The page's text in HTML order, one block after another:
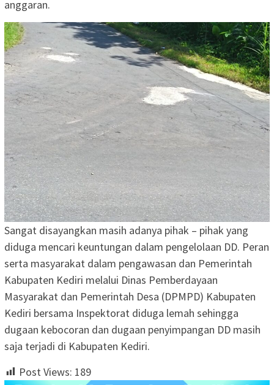
anggaran.
Sangat disayangkan masih adanya pihak – pihak yang
diduga mencari keuntungan dalam pengelolaan DD. Peran
serta masyarakat dalam pengawasan dan Pemerintah
Kabupaten Kediri melalui Dinas Pemberdayaan
Masyarakat dan Pemerintah Desa (DPMPD) Kabupaten
Kediri bersama Inspektorat diduga lemah sehingga
dugaan kebocoran dan dugaan penyimpangan DD masih
saja terjadi di Kabupaten Kediri.
Post Views: 189